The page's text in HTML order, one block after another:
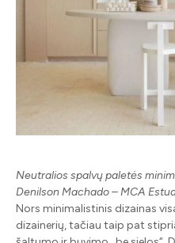
Neutralios spalvų paletės
Denilson Machado – MCA
Nors minimalistinis dizainas
dizainerių, tačiau taip pat